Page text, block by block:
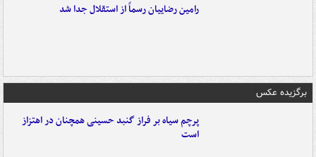
رامین رضاییان رسماً از استقلال جدا شد
برگزیده عکس
پرچم سیاه بر فراز گنبد حسینی همچنان در اهتزاز
است